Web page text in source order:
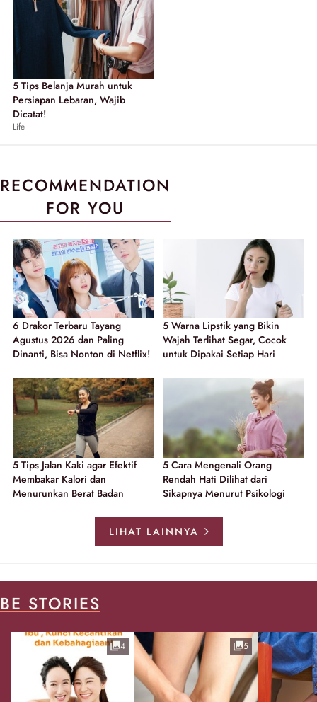
5 Tips Belanja Murah untuk
Persiapan Lebaran, Wajib
Dicatat!
Life
RECOMMENDATION
FOR YOU
6 Drakor Terbaru Tayang
Agustus 2026 dan Paling
Dinanti, Bisa Nonton di Netflix!
5 Warna Lipstik yang Bikin
Wajah Terlihat Segar, Cocok
untuk Dipakai Setiap Hari
5 Tips Jalan Kaki agar Efektif
Membakar Kalori dan
Menurunkan Berat Badan
5 Cara Mengenali Orang
Rendah Hati Dilihat dari
Sikapnya Menurut Psikologi
LIHAT LAINNYA
BE STORIES
4 5